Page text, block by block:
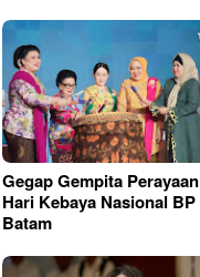
Gegap Gempita Perayaan
Hari Kebaya Nasional BP
Batam